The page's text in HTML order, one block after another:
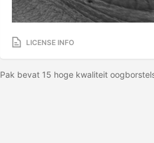
LICENSE INFO
Pak bevat 15 hoge kwaliteit